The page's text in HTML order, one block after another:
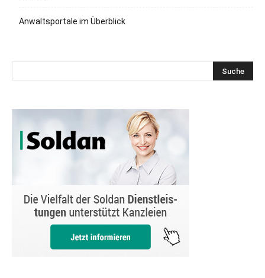
Anwaltsportale im Überblick